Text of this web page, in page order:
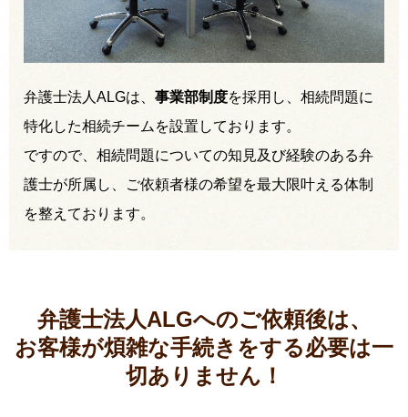
弁護士法人ALGは、 事業部制度を採用し、相続問題に
特化した相続チームを設置しております。
ですので、相続問題についての知見及び経験のある弁
護士が所属し、ご依頼者様の希望を最大限叶える体制
を整えております。
弁護士法人ALGへのご依頼後は、
お客様が煩雑な手続きをする必要は一
切ありません！